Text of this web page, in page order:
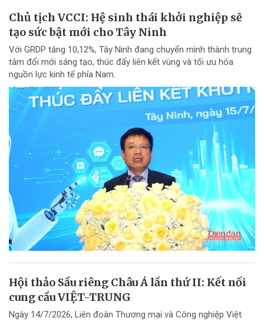
Chủ tịch VCCI: Hệ sinh thái khởi nghiệp sẽ
tạo sức bật mới cho Tây Ninh
Với GRDP tăng 10,12%, Tây Ninh đang chuyển mình thành trung
tâm đổi mới sáng tạo, thúc đẩy liên kết vùng và tối ưu hóa
nguồn lực kinh tế phía Nam.
Hội thảo Sầu riêng Châu Á lần thứ II: Kết nối
cung cầu VIỆT-TRUNG
Ngày 14/7/2026, Liên đoàn Thương mại và Công nghiệp Việt